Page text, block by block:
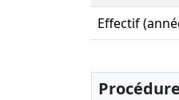
Effectif